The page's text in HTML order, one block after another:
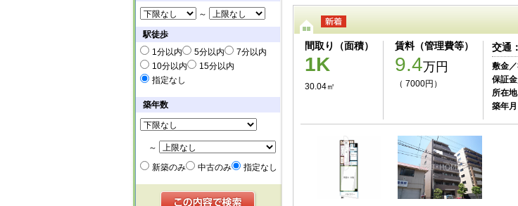
～
駅徒歩
1分以内
5分以内
7分以内
10分以内
15分以内
指定なし
築年数
～
新築のみ
中古のみ 指定なし
間取り（面積）
1K
30.04㎡
賃料（管理費等）
9.4万円
（ 7000円）
交通：
敷金／
保証
所在地
築年月